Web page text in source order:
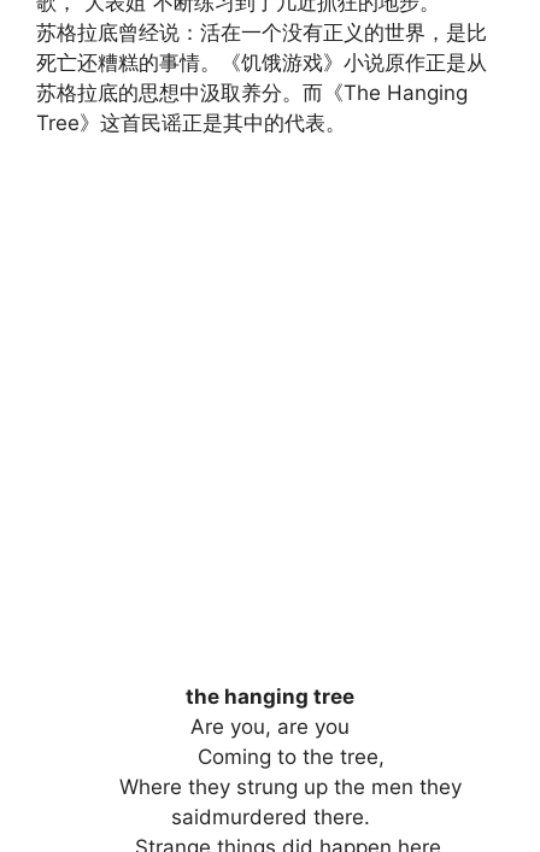
苏格拉底曾经说：活在一个没有正义的世界，是比
死亡还糟糕的事情。《饥饿游戏》小说原作正是从
苏格拉底的思想中汲取养分。而《The Hanging
Tree》这首民谣正是其中的代表。
the hanging tree
Are you, are you
Coming to the tree,
Where they strung up the men they
saidmurdered there.
Strange things did happen here.